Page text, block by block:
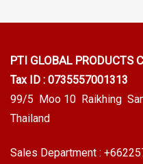
PTI GLOBAL PRODUCTS
Tax ID : 0735557001313
99/5 Moo 10 Raikhing
Thailand
Sales Department :